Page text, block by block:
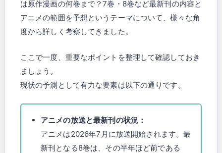
は原作漫画の何巻まで？7巻・8巻など最新刊の内容と
アニメの範囲を予想というテーマについて、様々な角
度から詳しく考察してきました。
ここで一度、重要なポイントを整理して確認しておき
ましょう。
現状の予測として有力な要素は以下の通りです。
アニメの放送と最新刊の状況：
アニメは2026年7月に放送開始されます。最
新刊となる8巻は、その半年ほど前である